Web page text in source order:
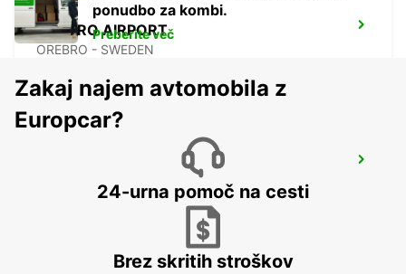
OREBRO AIRPORT
OREBRO - SWEDEN
NASSJO - SWEDEN
ponudbo za kombi.
Preberite več
Zakaj najem avtomobila z
Europcar?
24-urna pomoč na cesti
Brez skritih stroškov